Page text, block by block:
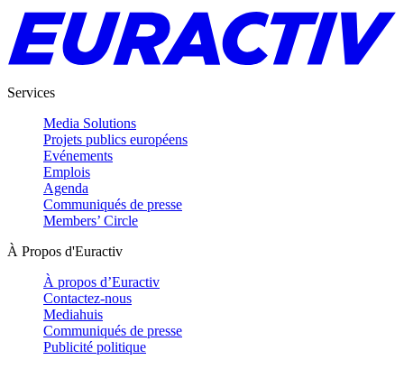
Services
Media Solutions
Projets publics européens
Evénements
Emplois
Agenda
Communiqués de presse
Members’ Circle
À Propos d'Euractiv
À propos d’Euractiv
Contactez-nous
Mediahuis
Communiqués de presse
Publicité politique